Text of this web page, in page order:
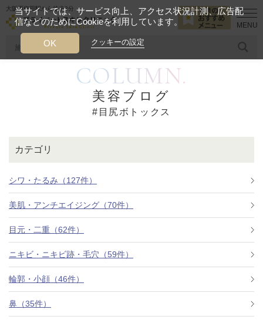
大阪西梅田駅から徒歩2分
糸リフト ヒアルロン酸
今月のおすすめメニュー
クリニックについて
料金一覧
施術症例
目尻ボトックス
COLUMN.
美容ブログ
#目尻ボトックス
カテゴリ
シワ・たるみ（127件）
美肌・アンチエイジング（70件）
目元・二重（62件）
ニキビ・ニキビ跡・毛穴（59件）
輪郭・小顔（46件）
鼻（35件）
当サイトでは、サービス向上、アクセス状況計測、広告配
信などのためにCookieを利用しています。
クッキーの設定
OK